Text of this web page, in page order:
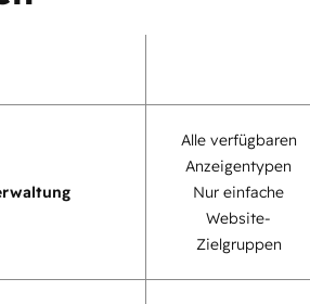
Alle verfügbaren
Anzeigentypen
Nur einfache
Website-
Zielgruppen